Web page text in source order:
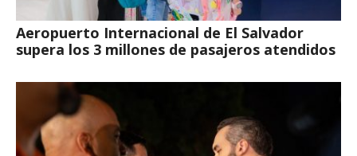
Aeropuerto Internacional de El Salvador
supera los 3 millones de pasajeros atendidos